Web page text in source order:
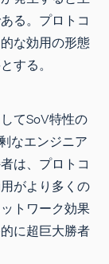
る。プロトコ
な効用の形態
する。
てSoV特性の
なエンジニア
は、プロトコ
がより多くの
トワーク効果
に超巨大勝者